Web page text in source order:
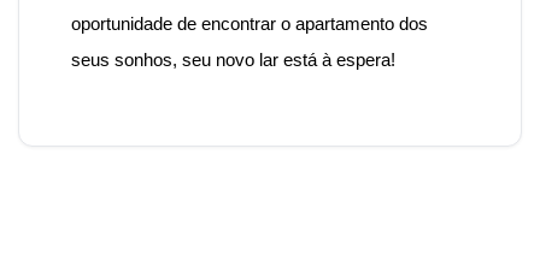
oportunidade de encontrar o apartamento dos
seus sonhos, seu novo lar está à espera!